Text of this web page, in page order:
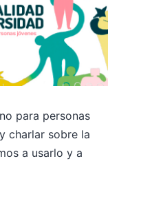
para personas
charlar sobre la
a usarlo y a